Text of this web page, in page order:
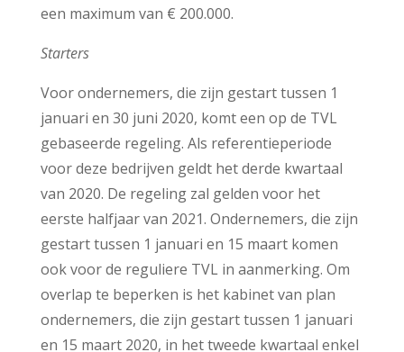
een maximum van € 200.000.
Starters
Voor ondernemers, die zijn gestart tussen 1
januari en 30 juni 2020, komt een op de TVL
gebaseerde regeling. Als referentieperiode
voor deze bedrijven geldt het derde kwartaal
van 2020. De regeling zal gelden voor het
eerste halfjaar van 2021. Ondernemers, die zijn
gestart tussen 1 januari en 15 maart komen
ook voor de reguliere TVL in aanmerking. Om
overlap te beperken is het kabinet van plan
ondernemers, die zijn gestart tussen 1 januari
en 15 maart 2020, in het tweede kwartaal enkel